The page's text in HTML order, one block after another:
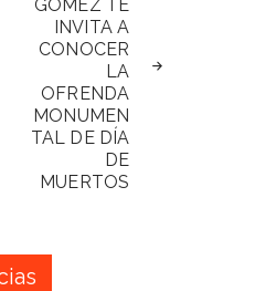
GÓMEZ TE
INVITA A
CONOCER
LA
OFRENDA
MONUMEN
TAL DE DÍA
DE
MUERTOS